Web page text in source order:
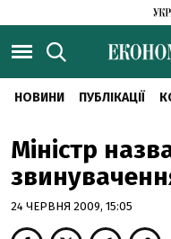
НОВИНИ ПУБЛІКАЦІЇ
Міністр
24 ЧЕРВНЯ 2009, 15:05